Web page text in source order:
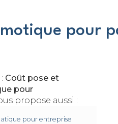
pour
Coût pose et
pour
propose aussi :
pour entreprise